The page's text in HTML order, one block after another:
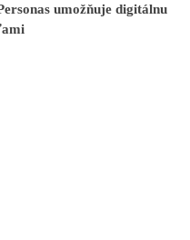
umožňuje digitálnu